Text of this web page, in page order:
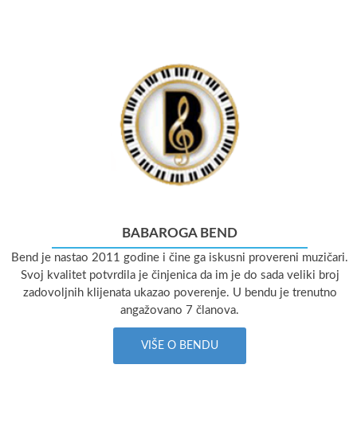
BABAROGA BEND
Bend je nastao 2011 godine i čine ga iskusni provereni muzičari.
Svoj kvalitet potvrdila je činjenica da im je do sada veliki broj
zadovoljnih klijenata ukazao poverenje. U bendu je trenutno
angažovano 7 članova.
VIŠE O BENDU